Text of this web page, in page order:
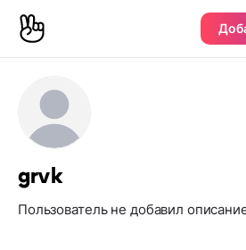
grvk
Пользователь не добавил